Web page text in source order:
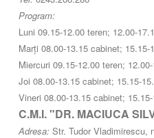
Program:
Luni 09.15-12.00 teren; 12.00-
Marți 08.00-13.15 cabinet; 15.15-
Miercuri 09.15-12.00 teren;
Joi 08.00-13.15 cabinet; 15.15-
Vineri 08.00-13.15 cabinet;
C.M.I. "DR. MACIUCA
Adresa: Str. Tudor Vladimirescu,